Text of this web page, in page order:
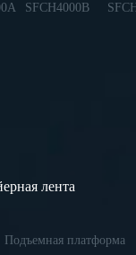
SFCH4000B
лента
Подъемная платформа